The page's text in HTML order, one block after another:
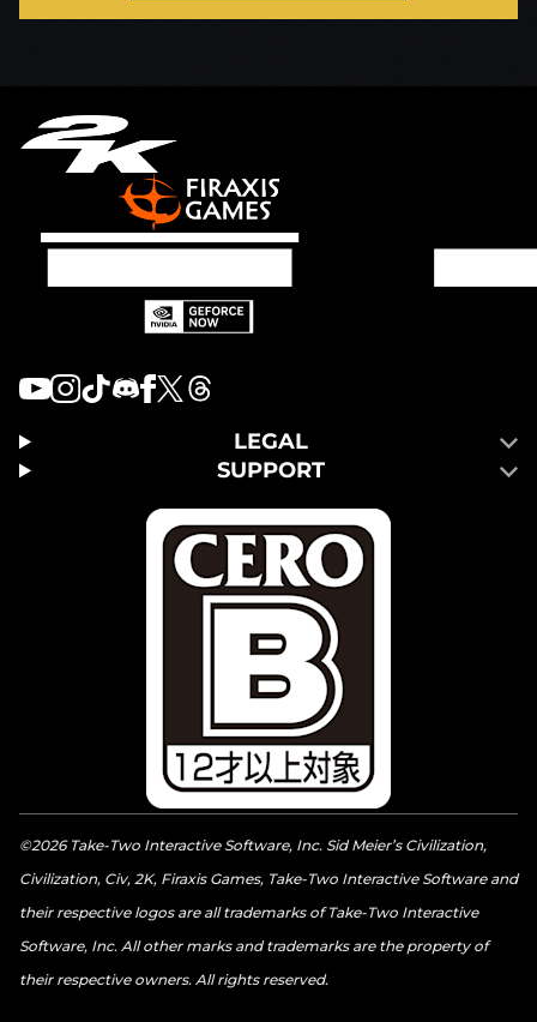
LEGAL
SUPPORT
©2026 Take-Two Interactive Software, Inc. Sid Meier’s Civilization,
Civilization, Civ, 2K, Firaxis Games, Take-Two Interactive Software and
their respective logos are all trademarks of Take-Two Interactive
Software, Inc. All other marks and trademarks are the property of
their respective owners. All rights reserved.